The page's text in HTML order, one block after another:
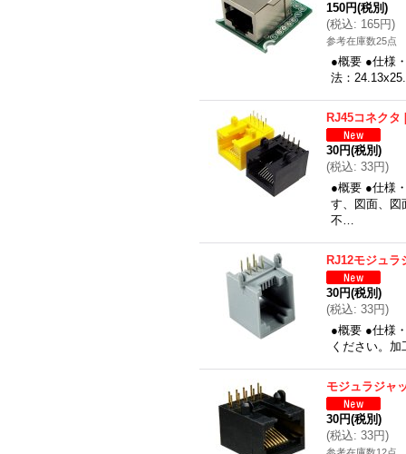
150円(税別)
(税込: 165円)
参考在庫数25点
●概要 ●仕様
法：
RJ45コネクタ
30円(税別)
(税込: 33円)
●概要 ●仕様
す、図面、図
不…
RJ12モジュラ
30円(税別)
(税込: 33円)
●概要 ●仕様
ください。
モジュラジャ
30円(税別)
(税込: 33円)